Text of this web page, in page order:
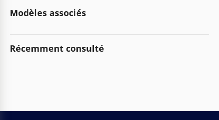
Modèles associés
Récemment consulté